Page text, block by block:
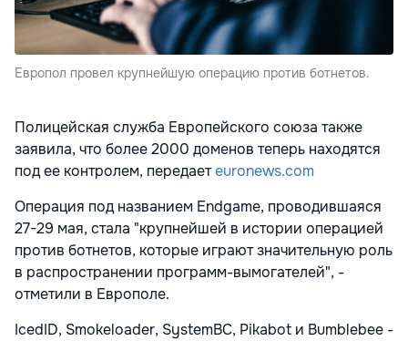
Европол провел крупнейшую операцию против ботнетов.
Полицейская служба Европейского союза также
заявила, что более 2000 доменов теперь находятся
под ее контролем, передаетeuronews.com
Операция под названием Endgame, проводившаяся
27-29 мая, стала "крупнейшей в истории операцией
против ботнетов, которые играют значительную роль
в распространении программ-вымогателей", -
отметили в Европоле.
IcedID, Smokeloader, SystemBC, Pikabot и Bumblebee -